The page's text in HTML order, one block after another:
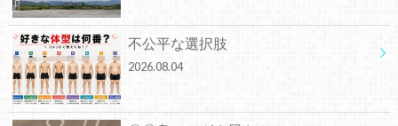
不公平な選択肢
2026.08.04